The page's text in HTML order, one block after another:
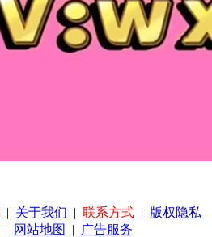
| 关于我们 | 联系方式 | 版权隐私
| 网站地图 | 广告服务